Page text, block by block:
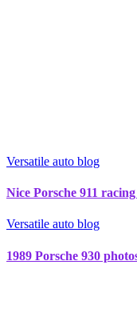
Versatile auto blog
Nice Porsche 911
Versatile auto blog
1989 Porsche 930